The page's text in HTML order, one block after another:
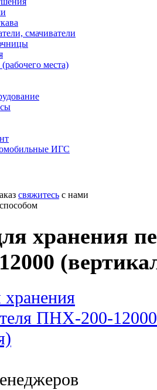
смачиватели
места)
ИГС
свяжитесь с нами
хранения